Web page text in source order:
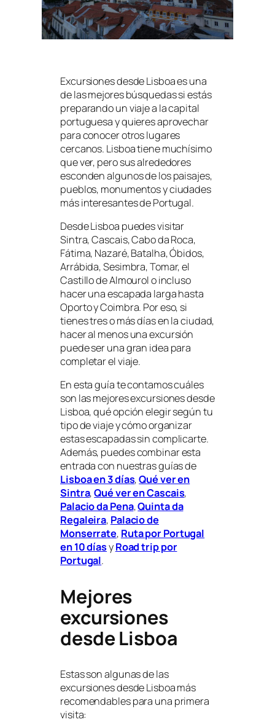
Excursiones desde Lisboa es una
de las mejores búsquedas si estás
preparando un viaje a la capital
portuguesa y quieres aprovechar
para conocer otros lugares
cercanos. Lisboa tiene muchísimo
que ver, pero sus alrededores
esconden algunos de los paisajes,
pueblos, monumentos y ciudades
más interesantes de Portugal.
Desde Lisboa puedes visitar
Sintra, Cascais, Cabo da Roca,
Fátima, Nazaré, Batalha, Óbidos,
Arrábida, Sesimbra, Tomar, el
Castillo de Almourol o incluso
hacer una escapada larga hasta
Oporto y Coimbra. Por eso, si
tienes tres o más días en la ciudad,
hacer al menos una excursión
puede ser una gran idea para
completar el viaje.
En esta guía te contamos cuáles
son las mejores excursiones desde
Lisboa, qué opción elegir según tu
tipo de viaje y cómo organizar
estas escapadas sin complicarte.
Además, puedes combinar esta
entrada con nuestras guías de
Lisboa en 3 días,Qué ver en
Sintra,Qué ver en Cascais,
Palacio da Pena,Quinta da
Regaleira, Palacio de
Monserrate, Ruta por Portugal
en 10 díasyRoad trip por
Portugal.
Mejores
excursiones
desde Lisboa
Estas son algunas de las
excursiones desde Lisboa más
recomendables para una primera
visita: